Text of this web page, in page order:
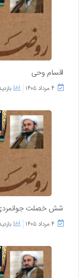
اقسام وحی
۴ مرداد ۱۴۰۵ بازدید : 68
شش خصلت جوانمردی
۴ مرداد ۱۴۰۵ بازدید : 74